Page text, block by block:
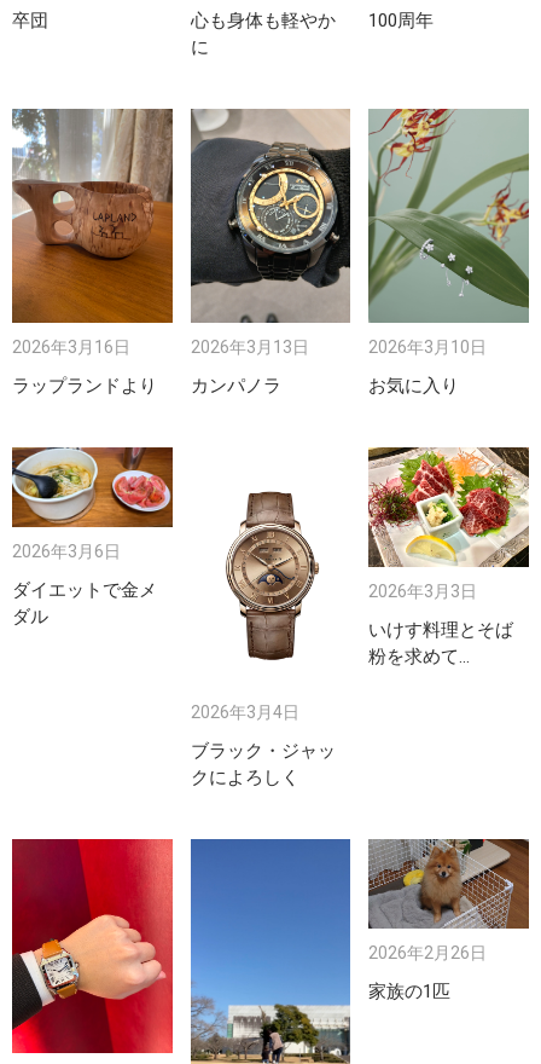
卒団
心も身体も軽やか
に
100周年
2026年3月16日
ラップランドより
2026年3月13日
カンパノラ
2026年3月10日
お気に入り
2026年3月6日
ダイエットで金メ
ダル
2026年3月4日
ブラック・ジャッ
クによろしく
2026年3月3日
いけす料理とそば
粉を求めて…
2026年2月26日
家族の1匹